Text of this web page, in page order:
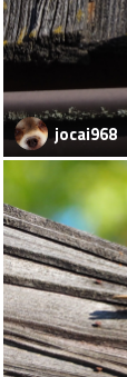
jocai968